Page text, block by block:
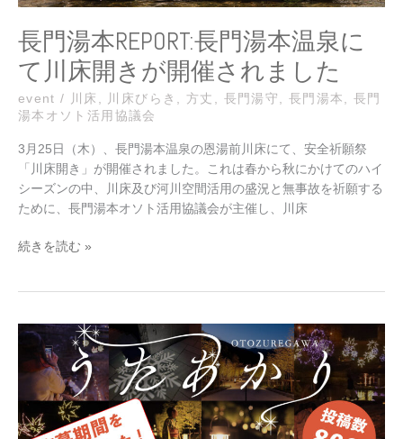
長門湯本REPORT:長門湯本温泉に
て川床開きが開催されました
event / 川床 , 川床びらき ,方丈 , 長門湯守 , 長門湯本 ,長門
湯本オソト活用協議会
3月25日（木）、長門湯本温泉の恩湯前川床にて、安全祈願祭
「川床開き」が開催されました。これは春から秋にかけてのハイ
シーズンの中、川床及び河川空間活用の盛況と無事故を祈願する
ために、長門湯本オソト活用協議会が主催し、川床
て
川
床
開
が
催
さ
れ
ま
た
続きを読む »
長
EVENT：
音